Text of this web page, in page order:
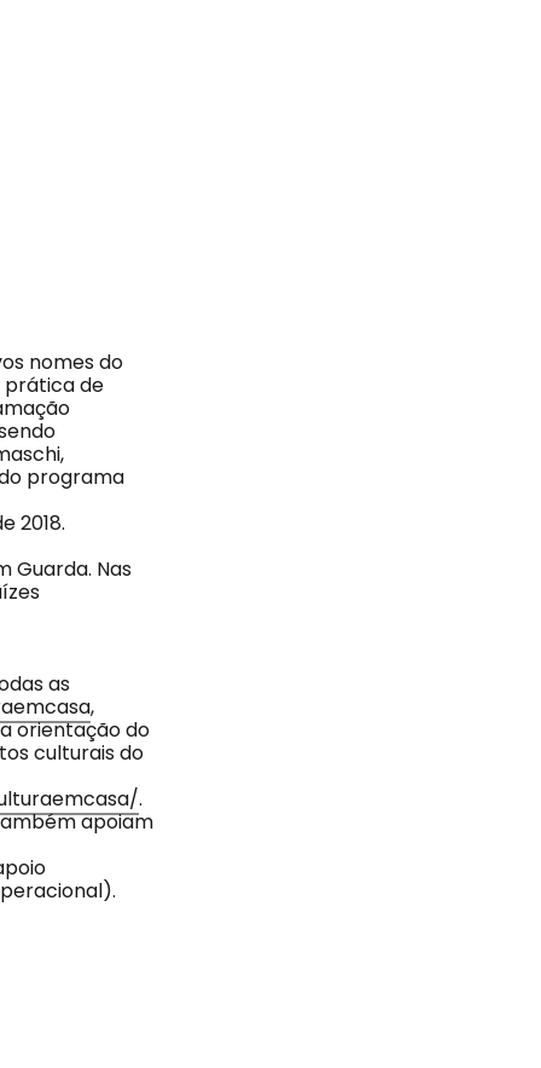
nomes do
prática de
programa
2018.
Guarda. Nas
as
,
orientação do
culturais do
.
apoiam